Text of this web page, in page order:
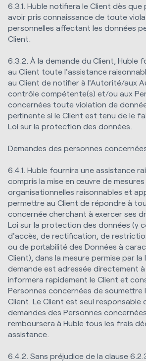
6.3.1. Huble notifiera le Client dès que
avoir pris connaissance de toute
personnelles affectant les données
Client.
6.3.2. À la demande du Client, Huble
au Client toute l'assistance
au Client de notifier à l'Autorité/aux
contrôle compétente(s) et/ou aux
concernées toute violation de
pertinente si le Client est tenu de le
Loi sur la protection des données.
Demandes des personnes
6.4.1. Huble fournira une assistance
compris la mise en œuvre de
organisationnelles raisonnables et
permettre au Client de répondre à
concernée cherchant à exercer ses
Loi sur la protection des données (y
d'accès, de rectification, de
ou de portabilité des Données à
Client), dans la mesure permise par la
demande est adressée directement à
informera rapidement le Client et
Personnes concernées de soumettre
Client. Le Client est seul responsable
demandes des Personnes
remboursera à Huble tous les frais
assistance.
6.4.2. Sans préjudice de la clause